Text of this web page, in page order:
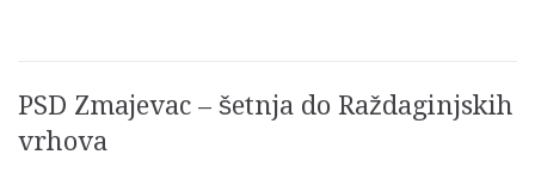
PSD Zmajevac – šetnja do Raždaginjskih
vrhova